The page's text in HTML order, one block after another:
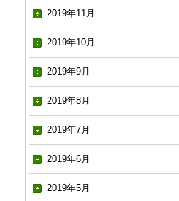
2019年11月
2019年10月
2019年9月
2019年8月
2019年7月
2019年6月
2019年5月